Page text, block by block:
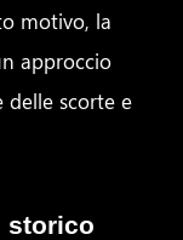
motivo, la
approccio
delle scorte e
storico